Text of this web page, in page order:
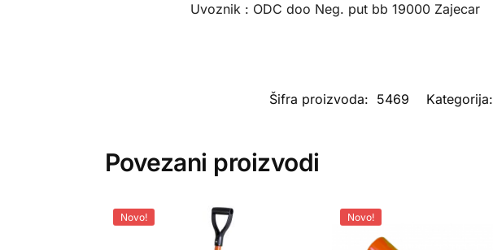
Uvoznik : ODC doo Neg. put bb 19000 Zajecar
Šifra proizvoda: 5469 Kategorija:
Povezani proizvodi
Novo! Novo!